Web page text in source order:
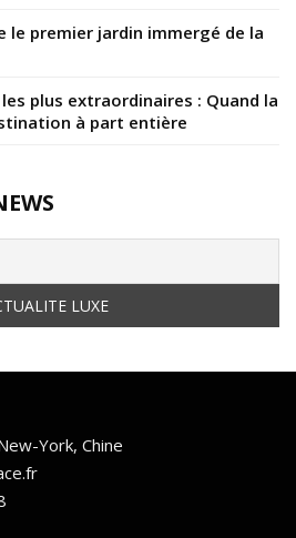
le premier jardin immergé de la
plus extraordinaires : Quand la
à part entière
York, Chine